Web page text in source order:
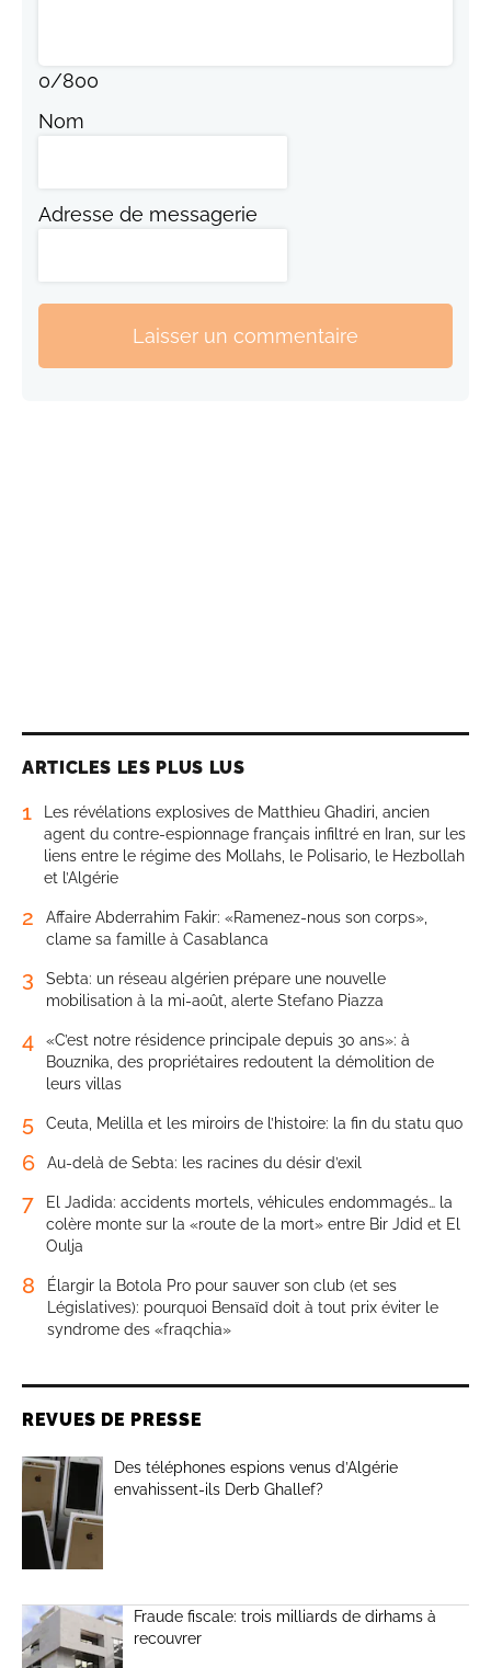
0/800
Nom
Adresse de messagerie
Laisser un commentaire
ARTICLES LES PLUS LUS
1
Les révélations explosives de Matthieu Ghadiri, ancien
agent du contre-espionnage français infiltré en Iran, sur les
liens entre le régime des Mollahs, le Polisario, le Hezbollah
et l’Algérie
2
Affaire Abderrahim Fakir: «Ramenez-nous son corps»,
clame sa famille à Casablanca
3
Sebta: un réseau algérien prépare une nouvelle
mobilisation à la mi-août, alerte Stefano Piazza
4
«C’est notre résidence principale depuis 30 ans»: à
Bouznika, des propriétaires redoutent la démolition de
leurs villas
5 Ceuta, Melilla et les miroirs de l’histoire: la fin du statu quo
6 Au-delà de Sebta: les racines du désir d’exil
7
El Jadida: accidents mortels, véhicules endommagés… la
colère monte sur la «route de la mort» entre Bir Jdid et El
Oulja
8
Élargir la Botola Pro pour sauver son club (et ses
Législatives): pourquoi Bensaïd doit à tout prix éviter le
syndrome des «fraqchia»
REVUES DE PRESSE
Des téléphones espions venus d’Algérie
envahissent-ils Derb Ghallef?
Fraude fiscale: trois milliards de dirhams à
recouvrer